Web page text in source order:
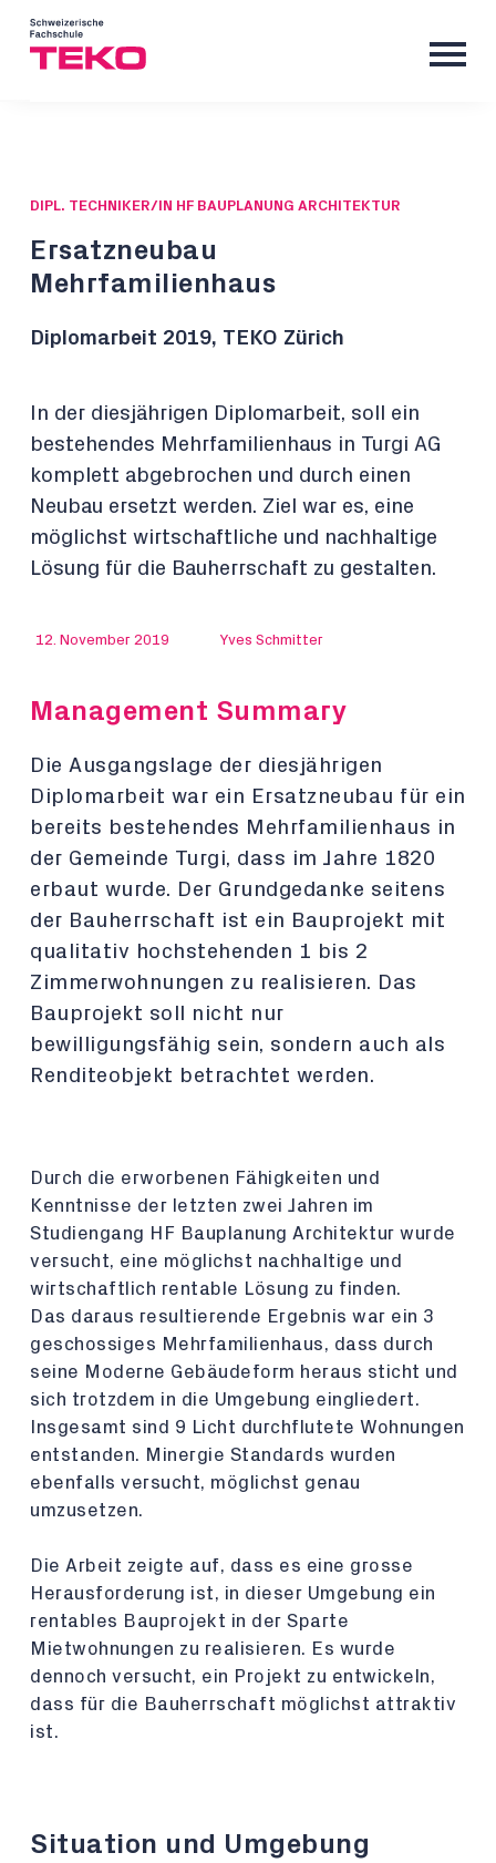
DIPL. TECHNIKER/IN HF BAUPLANUNG ARCHITEKTUR
Ersatzneubau
Mehrfamilienhaus
Diplomarbeit 2019, TEKO Zürich
In der diesjährigen Diplomarbeit, soll ein
bestehendes Mehrfamilienhaus in Turgi AG
komplett abgebrochen und durch einen
Neubau ersetzt werden. Ziel war es, eine
möglichst wirtschaftliche und nachhaltige
Lösung für die Bauherrschaft zu gestalten.
12. November 2019 Yves Schmitter
Management Summary
Die Ausgangslage der diesjährigen
Diplomarbeit war ein Ersatzneubau für ein
bereits bestehendes Mehrfamilienhaus in
der Gemeinde Turgi, dass im Jahre 1820
erbaut wurde. Der Grundgedanke seitens
der Bauherrschaft ist ein Bauprojekt mit
qualitativ hochstehenden 1 bis 2
Zimmerwohnungen zu realisieren. Das
Bauprojekt soll nicht nur
bewilligungsfähig sein, sondern auch als
Renditeobjekt betrachtet werden.
Durch die erworbenen Fähigkeiten und
Kenntnisse der letzten zwei Jahren im
Studiengang HF Bauplanung Architektur wurde
versucht, eine möglichst nachhaltige und
wirtschaftlich rentable Lösung zu finden.
Das daraus resultierende Ergebnis war ein 3
geschossiges Mehrfamilienhaus, dass durch
seine Moderne Gebäudeform heraus sticht und
sich trotzdem in die Umgebung eingliedert.
Insgesamt sind 9 Licht durchflutete Wohnungen
entstanden. Minergie Standards wurden
ebenfalls versucht, möglichst genau
umzusetzen.
Die Arbeit zeigte auf, dass es eine grosse
Herausforderung ist, in dieser Umgebung ein
rentables Bauprojekt in der Sparte
Mietwohnungen zu realisieren. Es wurde
dennoch versucht, ein Projekt zu entwickeln,
dass für die Bauherrschaft möglichst attraktiv
ist.
Situation und Umgebung